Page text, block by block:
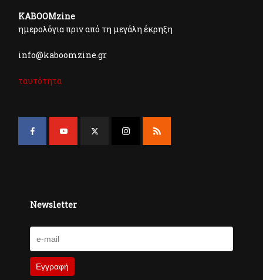
KABOOMzine
ημερολόγια πριν από τη μεγάλη έκρηξη
info@kaboomzine.gr
ταυτότητα
Newsletter